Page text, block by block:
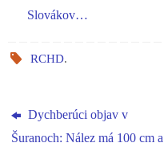
Slovákov…
RCHD.
Dychberúci objav v
Šuranoch: Nález má 100 cm a